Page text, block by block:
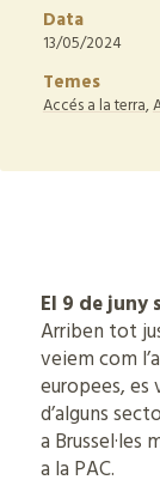
Data
13/05/2024
Temes
Accés a la terra,
El 9 de juny
Arriben tot
veiem com
europees, es
d’alguns
a
a la PAC.